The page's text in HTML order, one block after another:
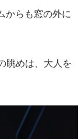
からも窓の外に
眺めは、大人を